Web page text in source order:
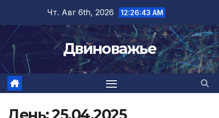
содержимому
Чт. Авг 6th, 2026 12:26:44 AM
Двиноважье